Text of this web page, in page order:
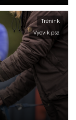
Trénink
Výcvik psa